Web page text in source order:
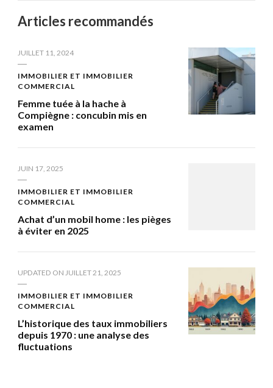
Articles recommandés
JUILLET 11, 2024
IMMOBILIER ET IMMOBILIER
COMMERCIAL
Femme tuée à la hache à
Compiègne : concubin mis en
examen
JUIN 17, 2025
IMMOBILIER ET IMMOBILIER
COMMERCIAL
Achat d’un mobil home : les pièges
à éviter en 2025
UPDATED ON JUILLET 21, 2025
IMMOBILIER ET IMMOBILIER
COMMERCIAL
L’historique des taux immobiliers
depuis 1970 : une analyse des
fluctuations